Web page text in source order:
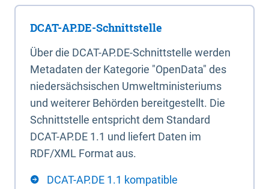
DCAT-AP.DE-Schnittstelle
Über die DCAT-AP.DE-Schnittstelle werden
Metadaten der Kategorie "OpenData" des
niedersächsischen Umweltministeriums
und weiterer Behörden bereitgestellt. Die
Schnittstelle entspricht dem Standard
DCAT-AP.DE 1.1 und liefert Daten im
RDF/XML Format aus.
DCAT-AP.DE 1.1 kompatible